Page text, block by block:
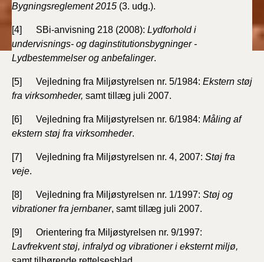
Bygningsreglement 2015 (3. udg.).
[4] SBi-anvisning 218 (2008): Lydforhold i
undervisnings- og daginstitutionsbygninger -
Lydbestemmelser og anbefalinger.
[5] Vejledning fra Miljøstyrelsen nr. 5/1984: Ekstern støj
fra virksomheder, samt tillæg juli 2007.
[6] Vejledning fra Miljøstyrelsen nr. 6/1984: Måling af
ekstern støj fra virksomheder.
[7] Vejledning fra Miljøstyrelsen nr. 4, 2007: Støj fra
veje.
[8] Vejledning fra Miljøstyrelsen nr. 1/1997: Støj og
vibrationer fra jernbaner, samt tillæg juli 2007.
[9] Orientering fra Miljøstyrelsen nr. 9/1997:
Lavfrekvent støj, infralyd og vibrationer i eksternt miljø,